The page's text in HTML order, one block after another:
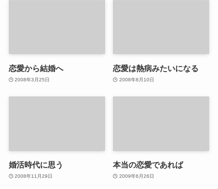
恋愛から結婚へ
2008年3月25日
恋愛は熱病みたいになる
2008年8月10日
婚活時代に思う
2008年11月29日
本当の恋愛であれば
2009年6月26日